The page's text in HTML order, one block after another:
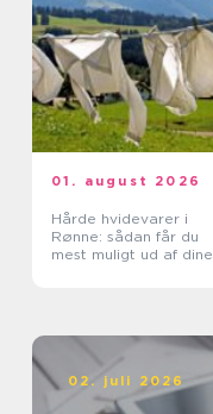
01. august 2026
Hårde hvidevarer i
Rønne: sådan får du
mest muligt ud af dine
02. juli 2026